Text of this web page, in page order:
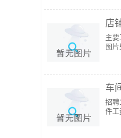
店
主
图片
车
招聘
件工